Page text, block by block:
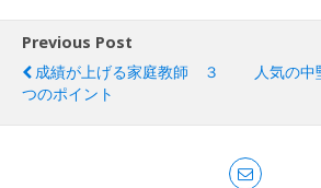
Previous Post
成績が上げる家庭教師 ３
つのポイント
人気の